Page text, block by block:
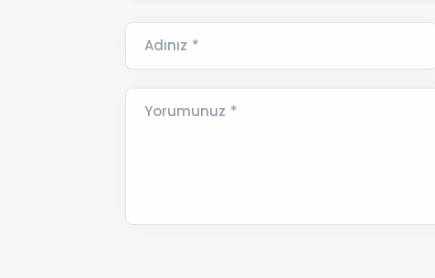
Adınız *
Yorumunuz *